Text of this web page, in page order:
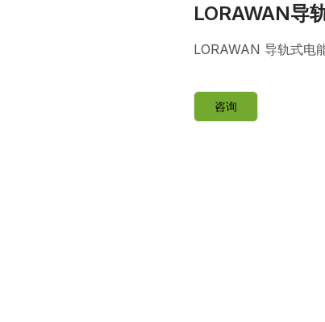
LORAWAN导
LORAWAN 导轨式电
咨询